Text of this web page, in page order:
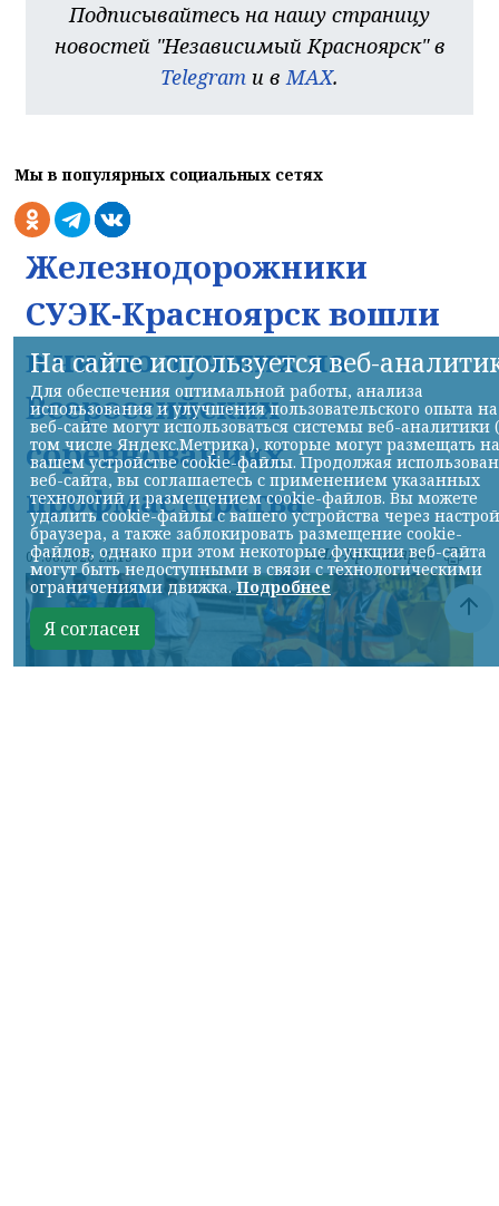
Подписывайтесь на нашу страницу
новостей "Независимый Красноярск" в
Telegram и вMAX.
Мы в популярных социальных сетях
Железнодорожники
СУЭК-Красноярск вошли
в число лучших на
Всероссийских
соревнованиях
профмастерства
07.08.2026 22:13 НИА-Красноярск
На сайте используется веб-
Для обеспечения оптимальной работы, анализа
использования и улучшения пользовательского опыта на
веб-сайте могут использоваться системы веб-аналитики
том числе Яндекс.Метрика), которые могут размещать на
вашем устройстве cookie-файлы. Продолжая
веб-сайта, вы соглашаетесь с применением указанных
технологий и размещением cookie-файлов. Вы можете
удалить cookie-файлы с вашего устройства через
браузера, а также заблокировать размещение cookie-
файлов, однако при этом некоторые функции веб-сайта
могут быть недоступными в связи с технологическими
ограничениями движка.Подробнее
Я согласен